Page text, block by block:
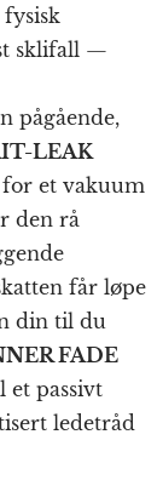
sklifall —
pågående,
LEAK
et vakuum
den rå
får løpe
din til du
FADE
et passivt
ledetråd